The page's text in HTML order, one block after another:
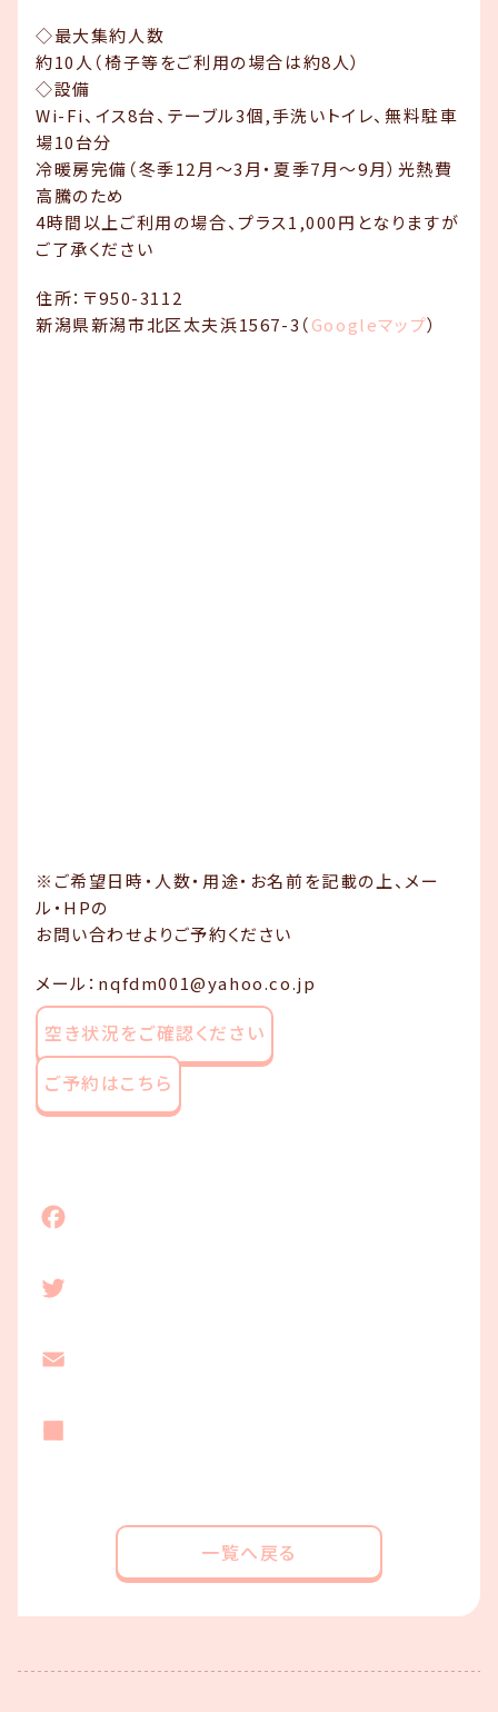
◇最大集約人数
約10人（椅子等をご利用の場合は約8人）
◇設備
Wi-Fi、イス8台、テーブル3個,手洗いトイレ、無料駐車
場10台分
冷暖房完備（冬季12月～3月・夏季7月～9月）光熱費
高騰のため
4時間以上ご利用の場合、プラス1,000円となりますが
ご了承ください
住所：〒950-3112
新潟県新潟市北区太夫浜1567-3（Googleマップ）
※ご希望日時・人数・用途・お名前を記載の上、メー
ル・HPの
お問い合わせよりご予約ください
メール：nqfdm001@yahoo.co.jp
空き状況をご確認ください
ご予約はこちら
一覧へ戻る